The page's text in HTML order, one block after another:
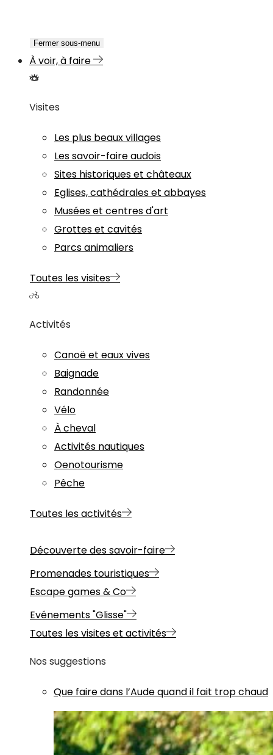
Fermer sous-menu
À voir, à faire
Visites
Les plus beaux villages
Les savoir-faire audois
Sites historiques et châteaux
Eglises, cathédrales et abbayes
Musées et centres d'art
Grottes et cavités
Parcs animaliers
Toutes les visites
Activités
Canoë et eaux vives
Baignade
Randonnée
Vélo
À cheval
Activités nautiques
Oenotourisme
Pêche
Toutes les activités
Découverte des savoir-faire
Promenades touristiques
Escape games & Co
Evénements "Glisse"
Toutes les visites et activités
Nos suggestions
Que faire dans l’Aude quand il fait trop chaud